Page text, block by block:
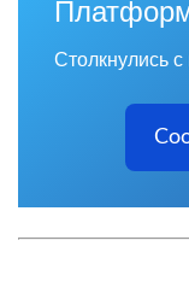
Столкнулись